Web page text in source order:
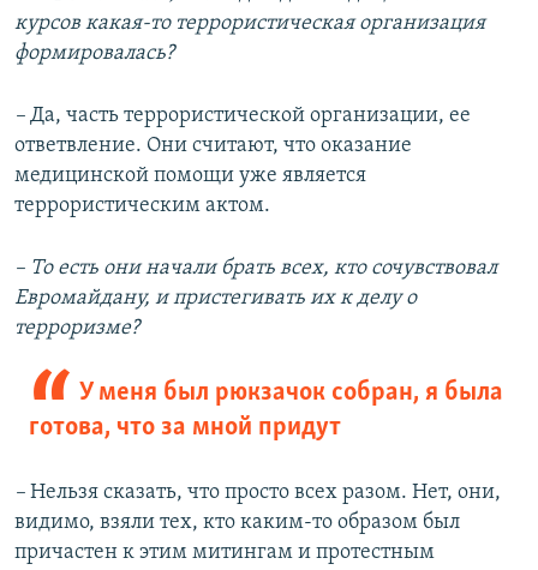
курсов какая-то террористическая организация
формировалась?
– Да, часть террористической организации, ее
ответвление. Они считают, что оказание
медицинской помощи уже является
террористическим актом.
– То есть они начали брать всех, кто сочувствовал
Евромайдану, и пристегивать их к делу о
терроризме?
У меня был рюкзачок собран, я была
готова, что за мной придут
– Нельзя сказать, что просто всех разом. Нет, они,
видимо, взяли тех, кто каким-то образом был
причастен к этим митингам и протестным